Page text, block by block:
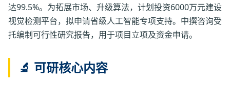
达99.5%。为拓展市场、升级算法，计划投资6000万元建设
视觉检测平台，拟申请省级人工智能专项支持。中撰咨询受
托编制可行性研究报告，用于项目立项及资金申请。
🔬 可研核心内容